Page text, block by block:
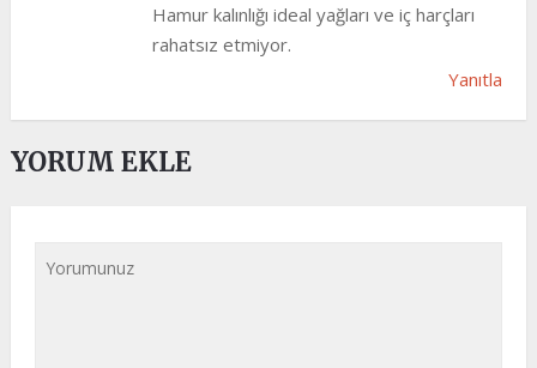
Hamur kalınlığı ideal yağları ve iç harçları
rahatsız etmiyor.
Yanıtla
YORUM EKLE